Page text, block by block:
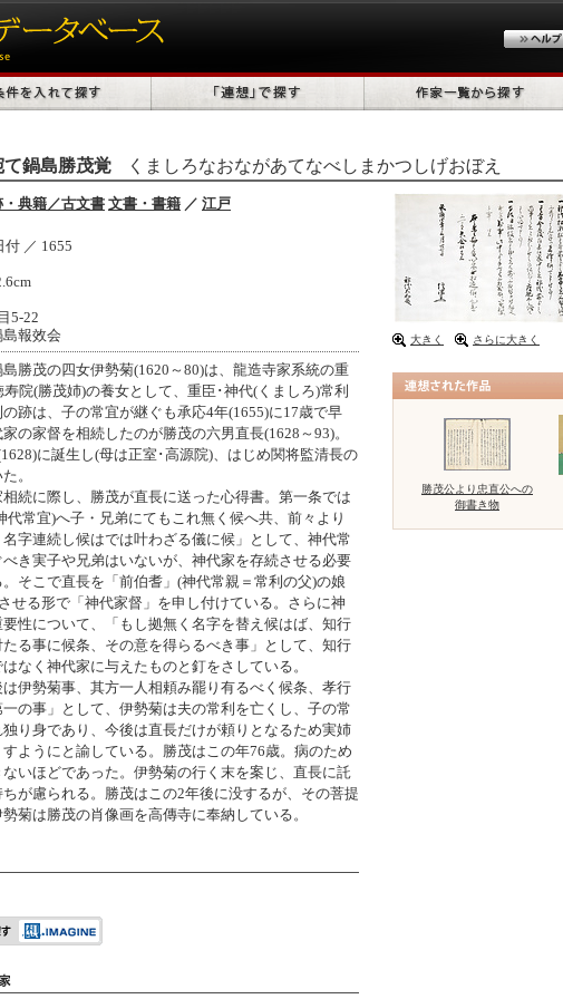
鍋島勝茂覚 くましろなおながあてなべしまかつしげおぼえ
典籍／古文書 文書・書籍 ／ 江戸
／ 1655
5-22
報效会
勝茂の四女伊勢菊(1620～80)は、龍造寺家系統の重
寿院(勝茂姉)の養女として、重臣･神代(くましろ)常利
跡は、子の常宜が継ぐも承応4年(1655)に17歳で早
の家督を相続したのが勝茂の六男直長(1628～93)。
に誕生し(母は正室･高源院)、はじめ関将監清長の
。
続に際し、勝茂が直長に送った心得書。第一条では
代常宜)へ子・兄弟にてもこれ無く候へ共、前々より
字連続し候はでは叶わざる儀に候」として、神代常
き実子や兄弟はいないが、神代家を存続させる必要
そこで直長を「前伯耆」(神代常親＝常利の父)の娘
せる形で「神代家督」を申し付けている。さらに神
性について、「もし拠無く名字を替え候はば、知行
る事に候条、その意を得らるべき事」として、知行
なく神代家に与えたものと釘をさしている。
は伊勢菊事、其方一人相頼み罷り有るべく候条、孝行
の事」として、伊勢菊は夫の常利を亡くし、子の常
り身であり、今後は直長だけが頼りとなるため実姉
ようにと諭している。勝茂はこの年76歳。病のため
いほどであった。伊勢菊の行く末を案じ、直長に託
が慮られる。勝茂はこの2年後に没するが、その菩提
菊は勝茂の肖像画を高傳寺に奉納している。
大きく さらに大きく
勝茂公より忠直公への
御書き物